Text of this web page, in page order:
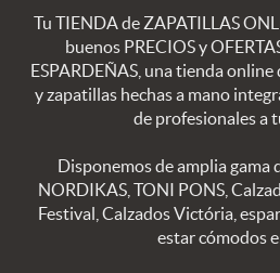
Tu TIENDA de ZAPATILLAS
buenos PRECIOS y
ESPARDEÑAS, una tienda
y zapatillas hechas a mano
de profesionales a
Disponemos de amplia gama
NORDIKAS, TONI PONS,
Festival, Calzados Victória,
estar cómodos